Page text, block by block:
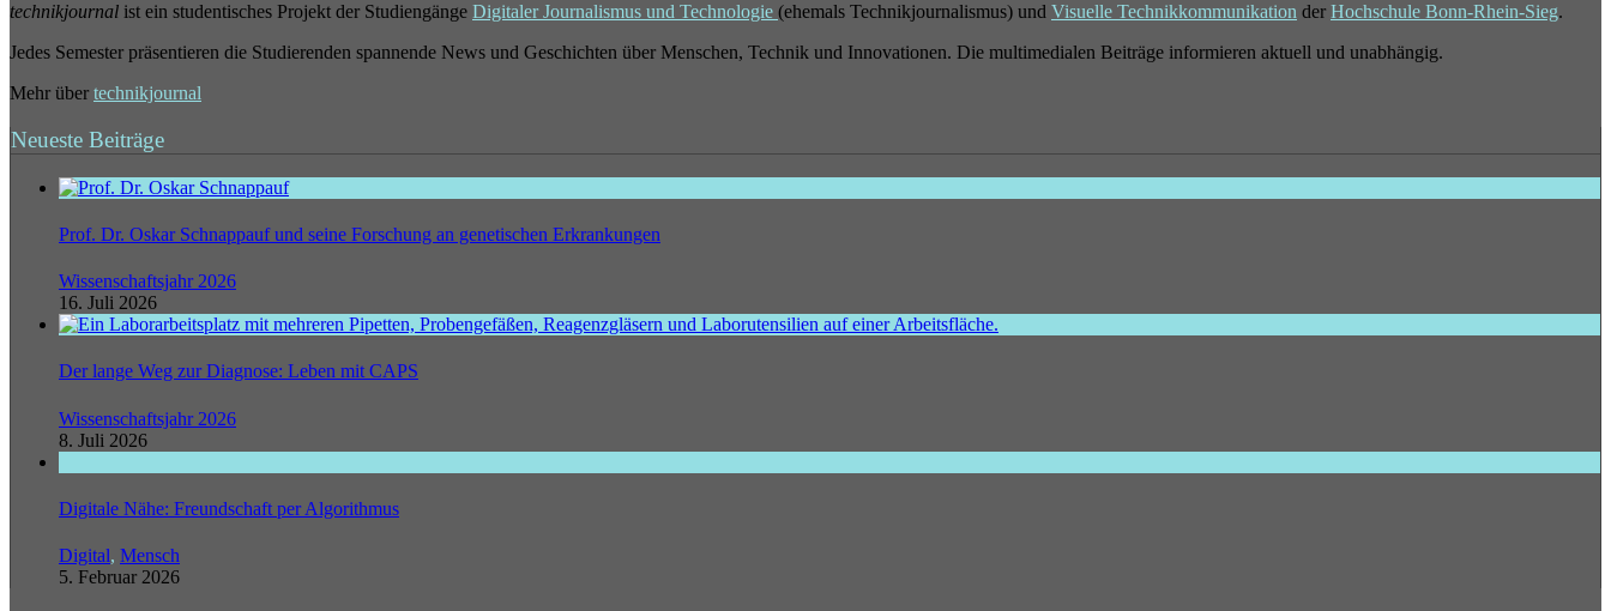
technikjournal ist ein studentisches Projekt der Studiengänge Digitaler Journalismus und Technologie (ehemals Technikjournalismus) und Visuelle Technikkommunikation der Hochschule Bonn-Rhein-Sieg.
Jedes Semester präsentieren die Studierenden spannende News und Geschichten über Menschen, Technik und Innovationen. Die multimedialen Beiträge informieren aktuell und unabhängig.
Mehr über technikjournal
Neueste Beiträge
Prof. Dr. Oskar Schnappauf und seine Forschung an genetischen Erkrankungen
Wissenschaftsjahr 2026
16. Juli 2026
Der lange Weg zur Diagnose: Leben mit CAPS
Wissenschaftsjahr 2026
8. Juli 2026
Digitale Nähe: Freundschaft per Algorithmus
Digital, Mensch
5. Februar 2026